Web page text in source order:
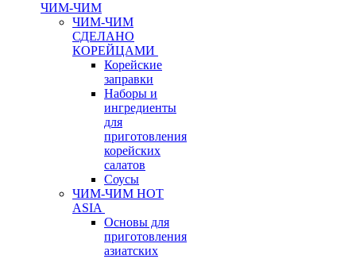
ЧИМ-ЧИМ
ЧИМ-ЧИМ
СДЕЛАНО
КОРЕЙЦАМИ
Корейские
заправки
Наборы и
ингредиенты
для
приготовления
корейских
салатов
Соусы
ЧИМ-ЧИМ HOT
ASIA
Основы для
приготовления
азиатских